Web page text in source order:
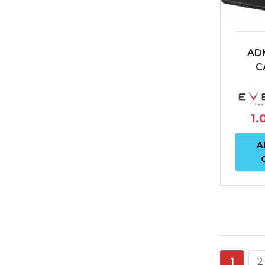
7 GTI
(8V)
1 2